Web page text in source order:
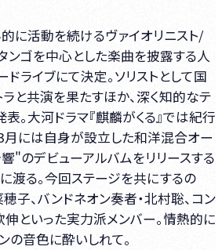
に活動を続けるヴァイオリニスト/
ンゴを中心とした楽曲を披露する人
ドライブにて決定。ソリストとして国
と共演を果たすほか、深く知的なテ
。大河ドラマ『麒麟がくる』では紀行
月には自身が設立した和洋混合オー
"のデビューアルバムをリリースする
渡る。今回ステージを共にするの
穂子、バンドネオン奏者・北村聡、コン
伸といった実力派メンバー。情熱的に
の音色に酔いしれて。